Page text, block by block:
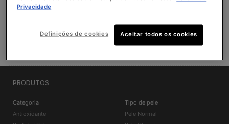
ENCONTRAR UM PONTO DE VENDA SKINCEUTICALS
PRODUTOS
Categoria
Antioxidante
Tipo de pele
Pele Normal
Privacidade
Definições de cookies Aceitar todos os cookies